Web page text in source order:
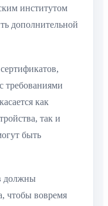
институтом
дополнительной
требованиями
как
так и
быть
должны
чтобы вовремя